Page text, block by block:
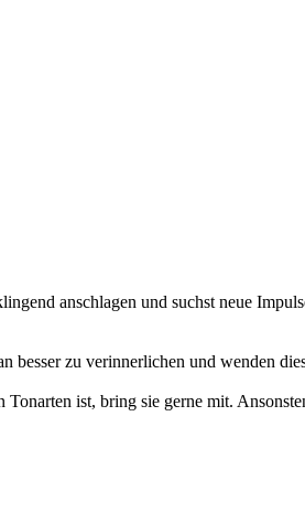
anschlagen und suchst neue
zu verinnerlichen und wenden
ist, bring sie gerne mit.